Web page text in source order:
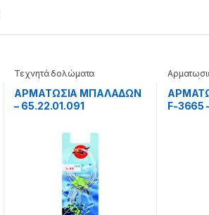
Τεχνητά δολώματα
ΑΡΜΑΤΩΣΙΑ ΜΠΑΛΑΔΩΝ
– 65.22.01.091
Τεχνητά
F-3665